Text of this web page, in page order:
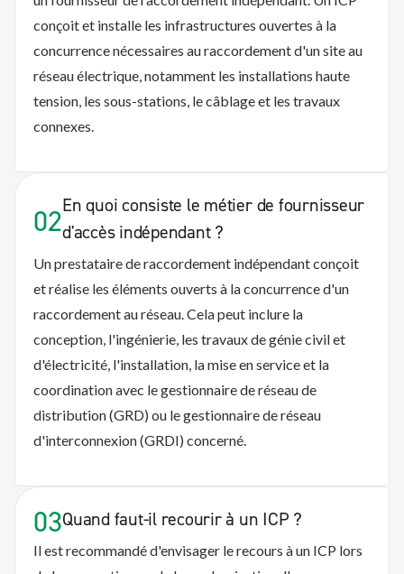
conçoit et installe les infrastructures ouvertes à la
concurrence nécessaires au raccordement d'un site au
réseau électrique, notamment les installations haute
tension, les sous-stations, le câblage et les travaux
connexes.
02En quoi consiste le métier de fournisseur
d'accès indépendant ?
Un prestataire de raccordement indépendant conçoit
et réalise les éléments ouverts à la concurrence d'un
raccordement au réseau. Cela peut inclure la
conception, l'ingénierie, les travaux de génie civil et
d'électricité, l'installation, la mise en service et la
coordination avec le gestionnaire de réseau de
distribution (GRD) ou le gestionnaire de réseau
d'interconnexion (GRDI) concerné.
03Quand faut-il recourir à un ICP ?
Il est recommandé d'envisager le recours à un ICP lors